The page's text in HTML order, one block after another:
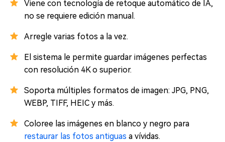
Viene con tecnología de retoque automático de IA,
no se requiere edición manual.
Arregle varias fotos a la vez.
El sistema le permite guardar imágenes perfectas
con resolución 4K o superior.
Soporta múltiples formatos de imagen: JPG, PNG,
WEBP, TIFF, HEIC y más.
Coloree las imágenes en blanco y negro para
restaurar las fotos antiguas a vívidas.